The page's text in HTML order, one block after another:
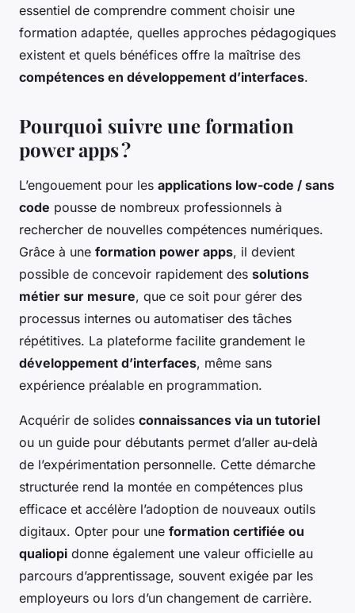
essentiel de comprendre comment choisir une
formation adaptée, quelles approches pédagogiques
existent et quels bénéfices offre la maîtrise des
compétences en développement d’interfaces.
Pourquoi suivre une formation
power apps ?
L’engouement pour les applications low-code / sans
code pousse de nombreux professionnels à
rechercher de nouvelles compétences numériques.
Grâce à une formation power apps, il devient
possible de concevoir rapidement des solutions
métier sur mesure, que ce soit pour gérer des
processus internes ou automatiser des tâches
répétitives. La plateforme facilite grandement le
développement d’interfaces, même sans
expérience préalable en programmation.
Acquérir de solides connaissances via un tutoriel
ou un guide pour débutants permet d’aller au-delà
de l’expérimentation personnelle. Cette démarche
structurée rend la montée en compétences plus
efficace et accélère l’adoption de nouveaux outils
digitaux. Opter pour une formation certifiée ou
qualiopi donne également une valeur officielle au
parcours d’apprentissage, souvent exigée par les
employeurs ou lors d’un changement de carrière.